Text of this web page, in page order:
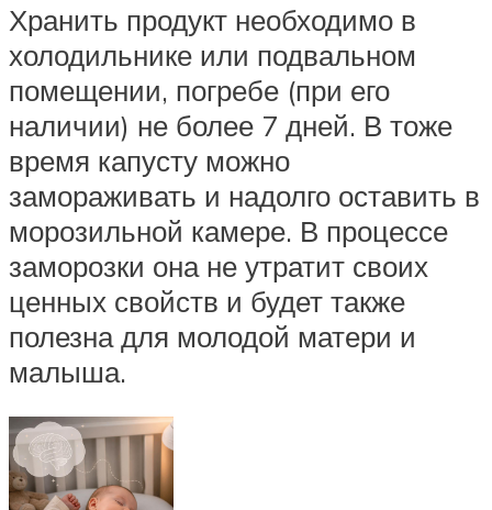
Хранить продукт необходимо в
холодильнике или подвальном
помещении, погребе (при его
наличии) не более 7 дней. В тоже
время капусту можно
замораживать и надолго оставить в
морозильной камере. В процессе
заморозки она не утратит своих
ценных свойств и будет также
полезна для молодой матери и
малыша.